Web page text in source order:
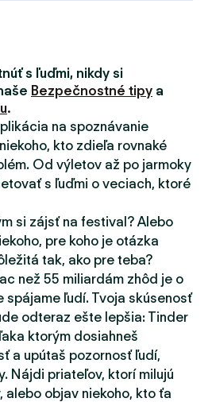
s ľuďmi, nikdy si
Bezpečnostné tipy a
.
na spoznávanie
kto zdieľa rovnaké
Od výletov až po jarmoky
s ľuďmi o veciach, ktoré
si zájsť na festival? Alebo
pre koho je otázka
tak, ako pre teba?
než 55 miliardám zhôd je o
spájame ľudí. Tvoja skúsenosť
odteraz ešte lepšia: Tinder
ktorým dosiahneš
a upútaš pozornosť ľudí,
Nájdi priateľov, ktorí milujú
alebo objav niekoho, kto ťa